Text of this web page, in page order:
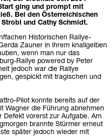
ging und prompt mit
Bei den Österreichischen
und Cathy Schmidt.
Historischen Rallye-
Zauner in ihrem knallgelben
wenn man nur das
Rallye powered by Peter
jedoch war die Rallye
gespickt mit tragischen und
Pilot konnte bereits auf der
Wagner die Führung abnehmen
vorerst zur Aufgabe. Am
brannte Stürmer erneut
später jedoch wieder mit